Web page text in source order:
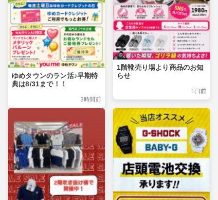
ゆめタウンのラン活♪早期特
典は8/31まで！！
3時間前
1階靴売り場より商品のお知
らせ
1日前